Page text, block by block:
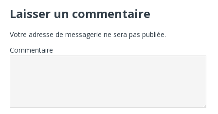
Laisser un commentaire
Votre adresse de messagerie ne sera pas publiée.
Commentaire